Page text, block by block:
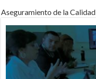
Aseguramiento de la Calidad